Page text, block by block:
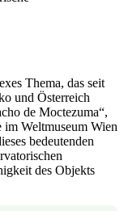
Thema, das seit
und Österreich
de Moctezuma“,
im Weltmuseum Wien
bedeutenden
des Objekts